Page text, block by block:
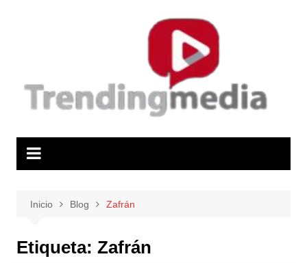
Inicio Blog Zafrán
Etiqueta: Zafrán